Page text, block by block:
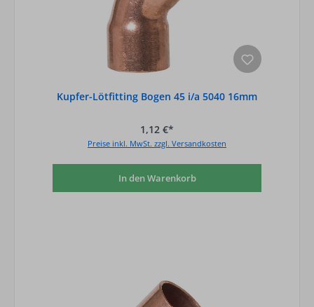
Kupfer-Lötfitting Bogen 45 i/a 5040 16mm
1,12 €*
Preise inkl. MwSt. zzgl. Versandkosten
In den Warenkorb